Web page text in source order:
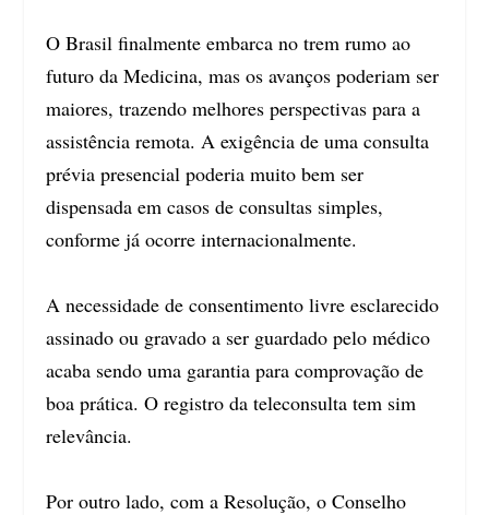
O Brasil finalmente embarca no trem rumo ao
futuro da Medicina, mas os avanços poderiam ser
maiores, trazendo melhores perspectivas para a
assistência remota. A exigência de uma consulta
prévia presencial poderia muito bem ser
dispensada em casos de consultas simples,
conforme já ocorre internacionalmente.
A necessidade de consentimento livre esclarecido
assinado ou gravado a ser guardado pelo médico
acaba sendo uma garantia para comprovação de
boa prática. O registro da teleconsulta tem sim
relevância.
Por outro lado, com a Resolução, o Conselho